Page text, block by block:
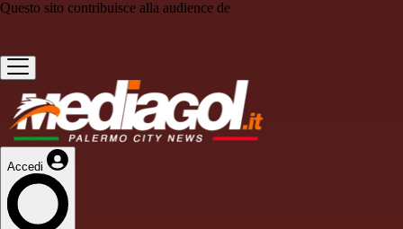
Questo sito contribuisce alla audience de
Accedi